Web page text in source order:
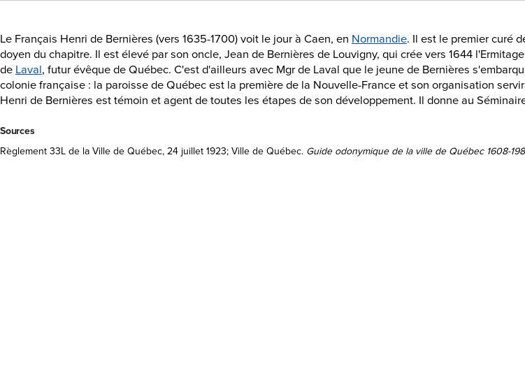
Le Français Henri de Bernières (vers 1635-1700) voit le jour à Caen, en Normandie. Il est le premier curé
doyen du chapitre. Il est élevé par son oncle, Jean de Bernières de Louvigny, qui crée vers 1644
de Laval, futur évêque de Québec. C'est d'ailleurs avec Mgr de Laval que le jeune de Bernières
colonie française : la paroisse de Québec est la première de la Nouvelle-France et son organisation
Henri de Bernières est témoin et agent de toutes les étapes de son développement. Il donne au
Sources
Règlement 33L de la Ville de Québec, 24 juillet 1923; Ville de Québec. Guide odonymique de la ville de Québec 1608-